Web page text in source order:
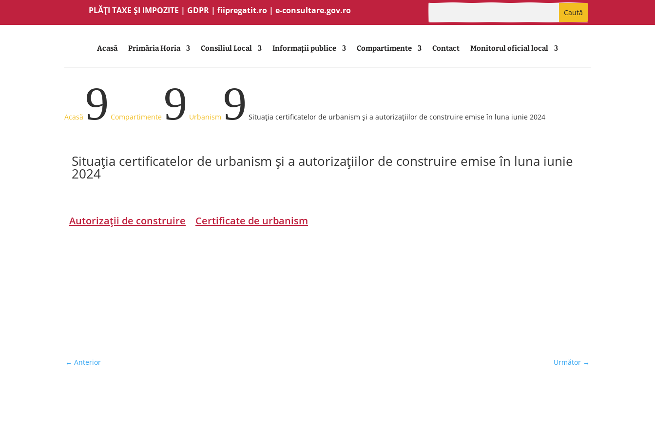
PLĂȚI TAXE ȘI IMPOZITE | GDPR | fiipregatit.ro | e-consultare.gov.ro
Acasă Primăria Horia Consiliul Local Informații publice Compartimente Contact Monitorul oficial local
Acasă 9 Compartimente 9 Urbanism 9 Situația certificatelor de urbanism și a autorizațiilor de construire emise în luna iunie 2024
Situația certificatelor de urbanism și a autorizațiilor de construire emise în luna iunie
2024
Autorizații de construire Certificate de urbanism
←Anterior Următor→